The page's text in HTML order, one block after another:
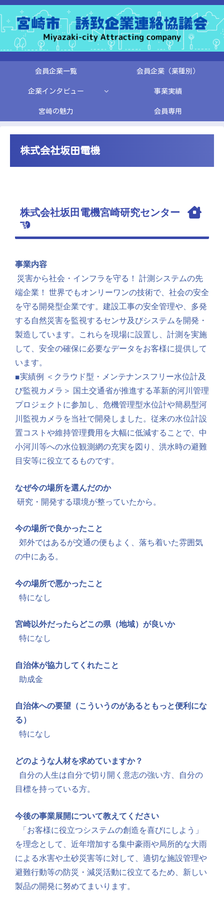
会員企業一覧 会員企業（業種別）
企業インタビュー 事業実績
宮崎の魅力 会員専用
株式会社坂田電機
株式会社坂田電機宮崎研究センター
事業内容
災害から社会・インフラを守る！ 計測システムの先
端企業！ 世界でもオンリーワンの技術で、 社会の安全
を守る開発型企業です。建設工事の安全管理や、 多発
する自然災害を監視するセンサ及びシステムを開発・
製造しています。これらを現場に設置し、計測を実施
して、 安全の確保に必要なデータをお客様に提供して
います。
■実績例 ＜クラウド型・メンテナンスフリー水位計及
び監視カメラ＞ 国土交通省が推進する革新的河川管理
プロジェクトに参加し、 危機管理型水位計や簡易型河
川監視カメラを当社で開発しました。 従来の水位計設
置コストや維持管理費用を大幅に低減することで、 中
小河川等への水位観測網の充実を図り、 洪水時の避難
目安等に役立てるものです。
なぜ今の場所を選んだのか
研究・開発する環境が整っていたから。
今の場所で良かったこと
郊外ではあるが交通の便もよく、落ち着いた雰囲気
の中にある。
今の場所で悪かったこと
特になし
宮崎以外だったらどこの県（地域）が良いか
特になし
自治体が協力してくれたこと
助成金
自治体への要望（こういうのがあるともっと便利にな
る）
特になし
どのような人材を求めていますか？
自分の人生は自分で切り開く意志の強い方、
自分の
目標を持っている方。
今後の事業展開について教えてください
「お客様に役立つシステムの創造を喜びにしよう」
を理念として、 近年増加する集中豪雨や局所的な大雨
による水害や土砂災害等に対して、適切な施設管理や
避難行動等の防災・ 減災活動に役立てるため、新しい
製品の開発に努めてまいります。